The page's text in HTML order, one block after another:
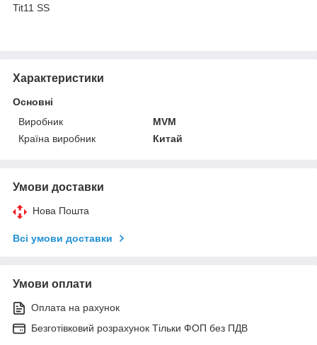
Tit11 SS
Характеристики
Основні
Виробник
MVM
Країна виробник
Китай
Умови доставки
Нова Пошта
Всі умови доставки
Умови оплати
Оплата на рахунок
Безготівковий розрахунок Тільки ФОП без ПДВ